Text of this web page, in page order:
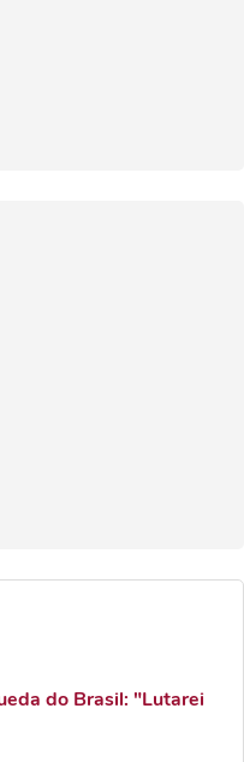
do Brasil: "Lutarei